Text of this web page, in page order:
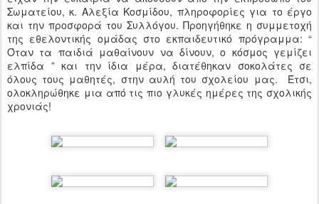
Σωματείου, κ. Αλεξία Κοσμίδου, πληροφορίες για το έργο
και την προσφορά του Συλλόγου. Προηγήθηκε η συμμετοχή
της εθελοντικής ομάδας στο εκπαιδευτικό πρόγραμμα: “
Όταν τα παιδιά μαθαίνουν να δίνουν, ο κόσμος γεμίζει
ελπίδα ” και την ίδια μέρα, διατέθηκαν σοκολάτες σε
όλους τους μαθητές, στην αυλή του σχολείου μας. Έτσι,
ολοκληρώθηκε μια από τις πιο γλυκές ημέρες της σχολικής
χρονιάς!